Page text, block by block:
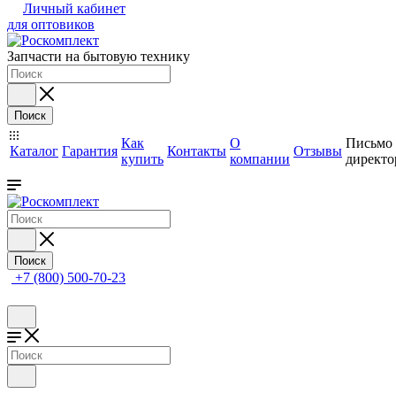
Личный кабинет
для оптовиков
Запчасти на бытовую технику
Поиск
Каталог Гарантия
Как
купить
Контакты
О
компании
Отзывы
Письмо
Поиск
+7 (800) 500-70-23